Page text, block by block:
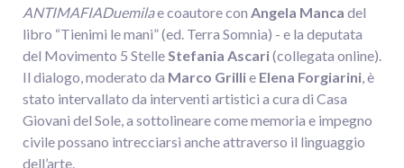
ANTIMAFIADuemilae coautore con Angela Manca del
libro “Tienimi le mani” (ed. Terra Somnia) - e la deputata
del Movimento 5 StelleStefania Ascari(collegata online).
Il dialogo, moderato da Marco Grillie Elena Forgiarini, è
stato intervallato da interventi artistici a cura di Casa
Giovani del Sole, a sottolineare come memoria e impegno
civile possano intrecciarsi anche attraverso il linguaggio
dell’arte.